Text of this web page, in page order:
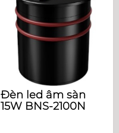
Đèn led âm sàn
15W BNS-2100N